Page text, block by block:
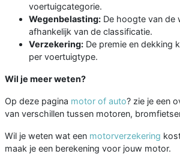
voertuigcategorie.
Wegenbelasting: De hoogte van de
afhankelijk van de classificatie.
Verzekering: De premie en dekking
per voertuigtype.
Wil je meer weten?
Op deze pagina motor of auto? zie je een
van verschillen tussen motoren,
Wil je weten wat een motorverzekering
maak je een berekening voor jouw motor.